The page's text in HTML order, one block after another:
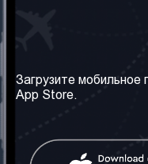
Наши сервисы
Загрузите мобильное
App Store.